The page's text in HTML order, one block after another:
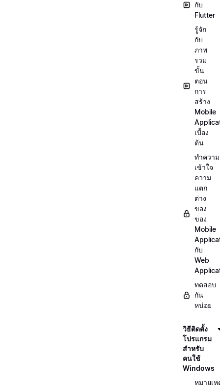
กับ
Flutter
รู้จัก
กับ
ภาพ
รวม
ขั้น
ตอน
การ
สร้าง
Mobile
เบื้อง
ต้น
ทำความ
เข้าใจ
ความ
แตก
ต่าง
ของ
ของ
Mobile
กับ
Web
ทดสอบ
กัน
หน่อย
วิธีติดตั้ง
โปรแกรม
สำหรับ
คนใช้
Windows
หมายเห